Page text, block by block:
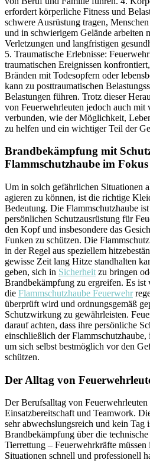
erfordert körperliche Fitness und
schwere Ausrüstung tragen,
und in schwierigem Gelände arbeiten
Verletzungen und langfristigen
5. Traumatische Erlebnisse:
traumatischen Ereignissen
Bränden mit Todesopfern oder
kann zu posttraumatischen
Belastungen führen. Trotz dieser
von Feuerwehrleuten jedoch auch mit
verbunden, wie der Möglichkeit,
zu helfen und ein wichtiger Teil der
Brandbekämpfung mit
Flammschutzhaube im Fokus
Um in solch gefährlichen Situationen
agieren zu können, ist die richtige
Bedeutung. Die Flammschutzhaube
persönlichen Schutzausrüstung für
den Kopf und insbesondere das
Funken zu schützen. Die
in der Regel aus speziellem
gewisse Zeit lang Hitze standhalten
geben, sich in Sicherheit zu bringen
Brandbekämpfung zu ergreifen. Es ist
die Flammschutzhaube Feuerwehr
überprüft wird und ordnungsgemäß
Schutzwirkung zu gewährleisten.
darauf achten, dass ihre persönliche
einschließlich der
um sich selbst bestmöglich vor den
schützen.
Der Alltag von
Der Berufsalltag von Feuerwehrleuten
Einsatzbereitschaft und Teamwork.
sehr abwechslungsreich und kein Tag
Brandbekämpfung über die
Tierrettung – Feuerwehrkräfte müssen
Situationen schnell und professionell